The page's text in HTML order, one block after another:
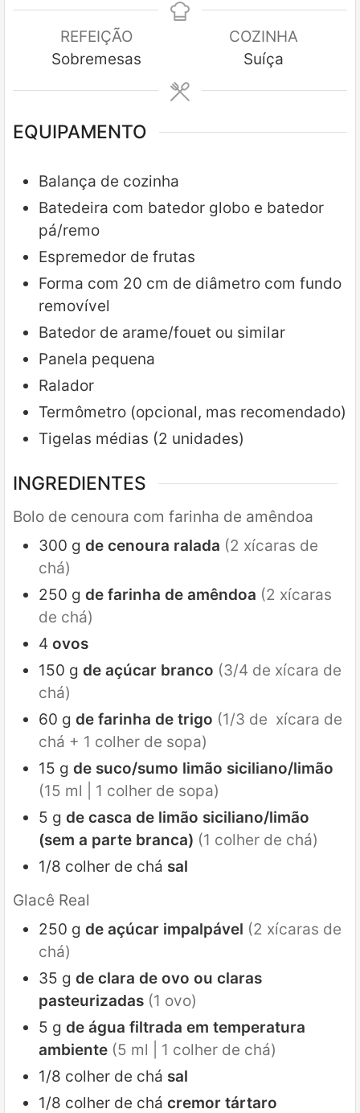
REFEIÇÃO
Sobremesas
COZINHA
Suíça
EQUIPAMENTO
Balança de cozinha
Batedeira com batedor globo e batedor
pá/remo
Espremedor de frutas
Forma com 20 cm de diâmetro com fundo
removível
Batedor de arame/fouet ou similar
Panela pequena
Ralador
Termômetro (opcional, mas recomendado)
Tigelas médias (2 unidades)
INGREDIENTES
Bolo de cenoura com farinha de amêndoa
300 g de cenoura ralada (2 xícaras de
chá)
250 g de farinha de amêndoa (2 xícaras
de chá)
4 ovos
150 g de açúcar branco (3/4 de xícara de
chá)
60 g de farinha de trigo (1/3 de xícara de
chá + 1 colher de sopa)
15 g de suco/sumo limão siciliano/limão
(15 ml | 1 colher de sopa)
5 g de casca de limão siciliano/limão
(sem a parte branca) (1 colher de chá)
1/8 colher de chá sal
Glacê Real
250 g de açúcar impalpável (2 xícaras de
chá)
35 g de clara de ovo ou claras
pasteurizadas (1 ovo)
5 g de água filtrada em temperatura
ambiente (5 ml | 1 colher de chá)
1/8 colher de chá sal
1/8 colher de chá cremor tártaro